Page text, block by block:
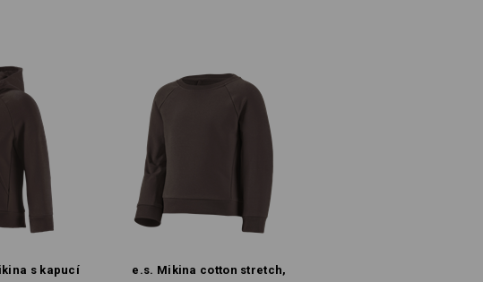
°C
Nebělit
nízkou teplotu
Žehlete žehličkou nastavenou na
nízkou teplotu
s kapucí
e.s. Mikina cotton stretch,